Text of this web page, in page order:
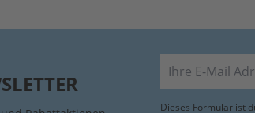
E-Mail
Dieses Formular ist